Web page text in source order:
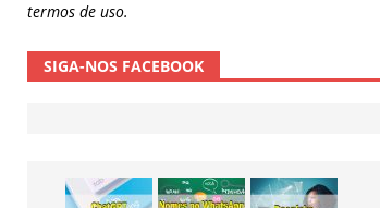
termos de uso.
SIGA-NOS FACEBOOK